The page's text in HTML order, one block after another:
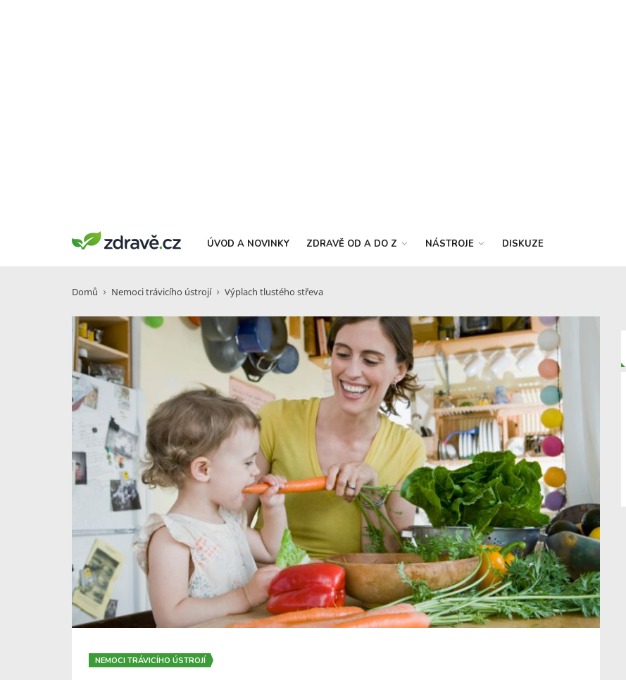
ÚVOD A NOVINKY ZDRAVĚ OD A DO Z NÁSTROJE DISKUZE
Domů Nemoci trávicího ústrojí Výplach tlustého střeva
NEMOCI TRÁVICÍHO ÚSTROJÍ